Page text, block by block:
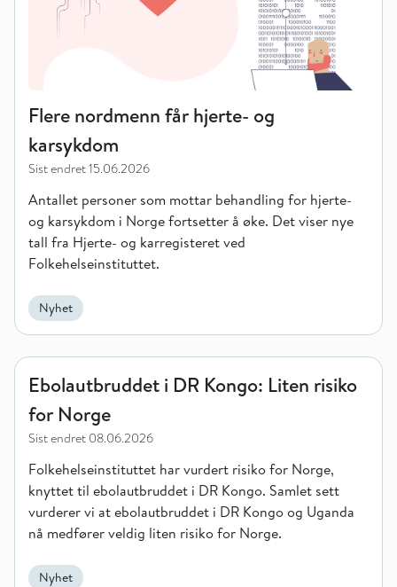
Flere nordmenn får hjerte- og
karsykdom
Sist endret15.06.2026
Antallet personer som mottar behandling for hjerte-
og karsykdom i Norge fortsetter å øke. Det viser nye
tall fra Hjerte- og karregisteret ved
Folkehelseinstituttet.
Nyhet
Ebolautbruddet i DR Kongo: Liten risiko for Norge
Ebolautbruddet i DR Kongo: Liten risiko
for Norge
Sist endret 08.06.2026
Folkehelseinstituttet har vurdert risiko for Norge,
knyttet til ebolautbruddet i DR Kongo. Samlet sett
vurderer vi at ebolautbruddet i DR Kongo og Uganda
nå medfører veldig liten risiko for Norge.
Nyhet